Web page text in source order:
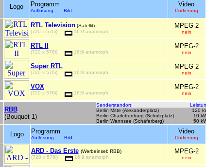
Logo Programm
Auflösung Bild
Video
Codierung
RTL Television(Satellit)
(720 x 576i) 16:9 anamorph
MPEG-2
nein
RTL II
(720 x 576i) 16:9 anamorph
MPEG-2
nein
Super RTL
(720 x 576i) 16:9 anamorph
MPEG-2
nein
VOX
(720 x 576i) 16:9 anamorph
MPEG-2
nein
RBB
(Bouquet 1)
Senderstandort:
Berlin Mitte (Alexanderplatz)
120
Berlin Charlottenburg (Scholzplatz)
10
Berlin Wannsee (Schäferberg)
50
Logo Programm
Auflösung Bild
Video
Codierung
ARD - Das Erste (Werbeinsel: RBB)
(720 x 576i) 16:9 anamorph
MPEG-2
nein